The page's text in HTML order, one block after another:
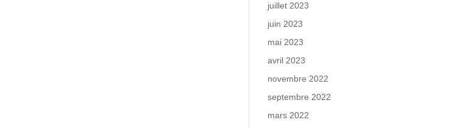
juillet 2023
juin 2023
mai 2023
avril 2023
novembre 2022
septembre 2022
mars 2022